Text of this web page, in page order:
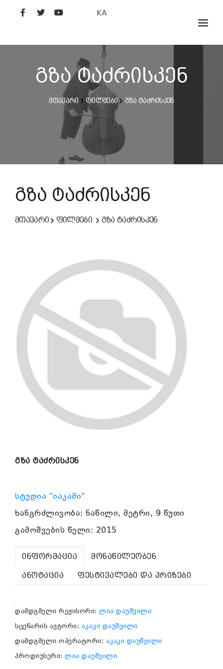
KA
ᲤᲘᲚᲛᲔᲑᲘ
ᲮᲔᲚᲝᲕᲐᲜᲘ
ᲙᲘᲜᲝᲡᲢᲣᲓᲘᲐ
ᲙᲘᲜᲝᲐᲙᲐᲓᲔᲛᲘᲐ
გზა ტაძრისკენ
მთავარი ფილმები გზა ტაძრისკენ
გზა ტაძრისკენ
მთავარი ფილმები გზა ტაძრისკენ
გზა ტაძრისკენ
სტუდია "იაკამი"
ხანგრძლივობა: ნაწილი, მეტრი, 9 წუთი
გამოშვების წელი: 2015
ინფორმაცია
მონაწილეობენ
ანოტაცია
ფესტივალები და პრიზები
.
დამდგმელი რეჟისორი: ლია დაუშვილი
სცენარის ავტორი: აკაკი დაუშვილი
დამდგმელი ოპერატორი: აკაკი დაუშვილი
პროდიუსერი: ლია დაუშვილი